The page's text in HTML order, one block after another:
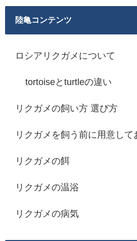
陸亀コンテンツ
ロシアリクガメについて
tortoiseとturtleの違い
リクガメの飼い方 選び方
リクガメを飼う前に用意して
リクガメの餌
リクガメの温浴
リクガメの病気